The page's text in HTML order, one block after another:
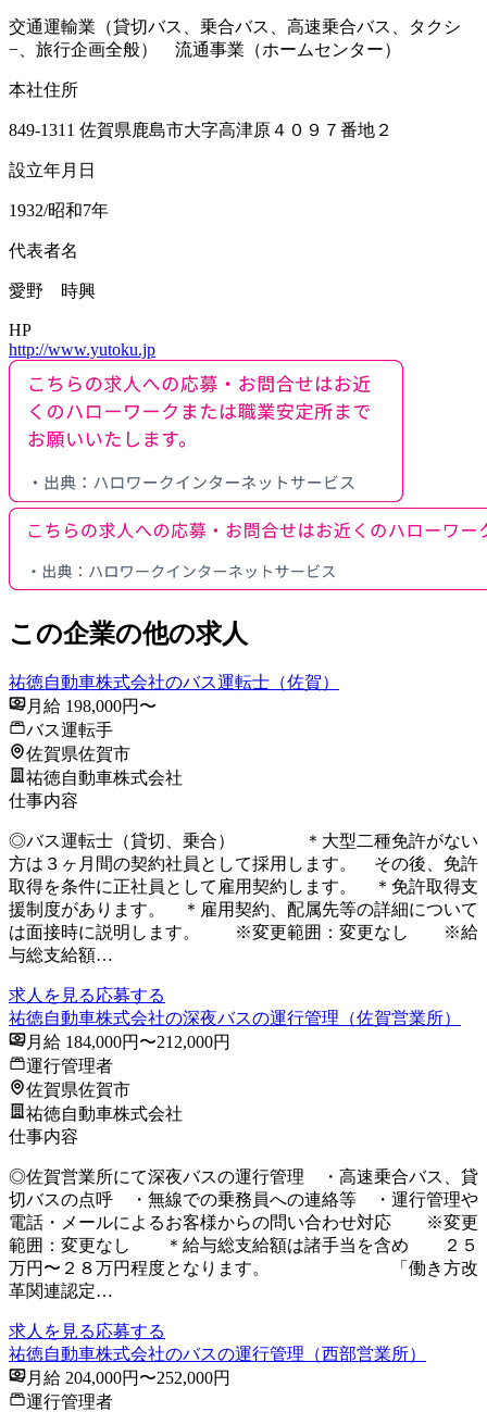
交通運輸業（貸切バス、乗合バス、高速乗合バス、タクシ
−、旅行企画全般） 流通事業（ホームセンター）
本社住所
849-1311 佐賀県鹿島市大字高津原４０９７番地２
設立年月日
1932/昭和7年
代表者名
愛野 時興
HP
http://www.yutoku.jp
この企業の他の求人
祐徳自動車株式会社のバス運転士（佐賀）
月給 198,000円〜
バス運転手
佐賀県佐賀市
祐徳自動車株式会社
仕事内容
◎バス運転士（貸切、乗合） ＊大型二種免許がない
方は３ヶ月間の契約社員として採用します。 その後、免許
取得を条件に正社員として雇用契約します。 ＊免許取得支
援制度があります。 ＊雇用契約、配属先等の詳細について
は面接時に説明します。 ※変更範囲：変更なし ※給
与総支給額…
求人を見る応募する
祐徳自動車株式会社の深夜バスの運行管理（佐賀営業所）
月給 184,000円〜212,000円
運行管理者
佐賀県佐賀市
祐徳自動車株式会社
仕事内容
◎佐賀営業所にて深夜バスの運行管理 ・高速乗合バス、貸
切バスの点呼 ・無線での乗務員への連絡等 ・運行管理や
電話・メールによるお客様からの問い合わせ対応 ※変更
範囲：変更なし ＊給与総支給額は諸手当を含め ２５
万円〜２８万円程度となります。 「働き方改
革関連認定…
求人を見る応募する
祐徳自動車株式会社のバスの運行管理（西部営業所）
月給 204,000円〜252,000円
運行管理者